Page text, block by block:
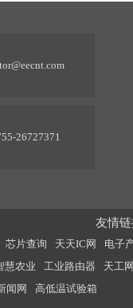
26727371
友情
芯片查询 天天IC网
电子
慧农业 工业路由器
天工
闻网 高低温试验箱